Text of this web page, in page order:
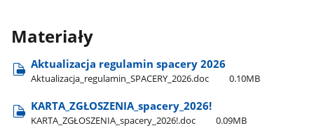
Materiały
Aktualizacja regulamin spacery 2026
Aktualizacja​_regulamin​_SPACERY​_2026.doc 0.10MB
KARTA​_ZGŁOSZENIA​_spacery​_2026!
KARTA​_ZGŁOSZENIA​_spacery​_2026!.doc 0.09MB